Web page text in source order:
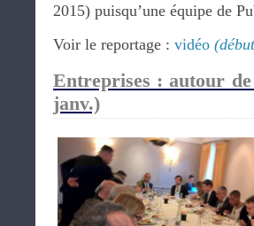
2015) puisqu’une équipe de
Voir le reportage : vidéo
Entreprises : autour
janv.)